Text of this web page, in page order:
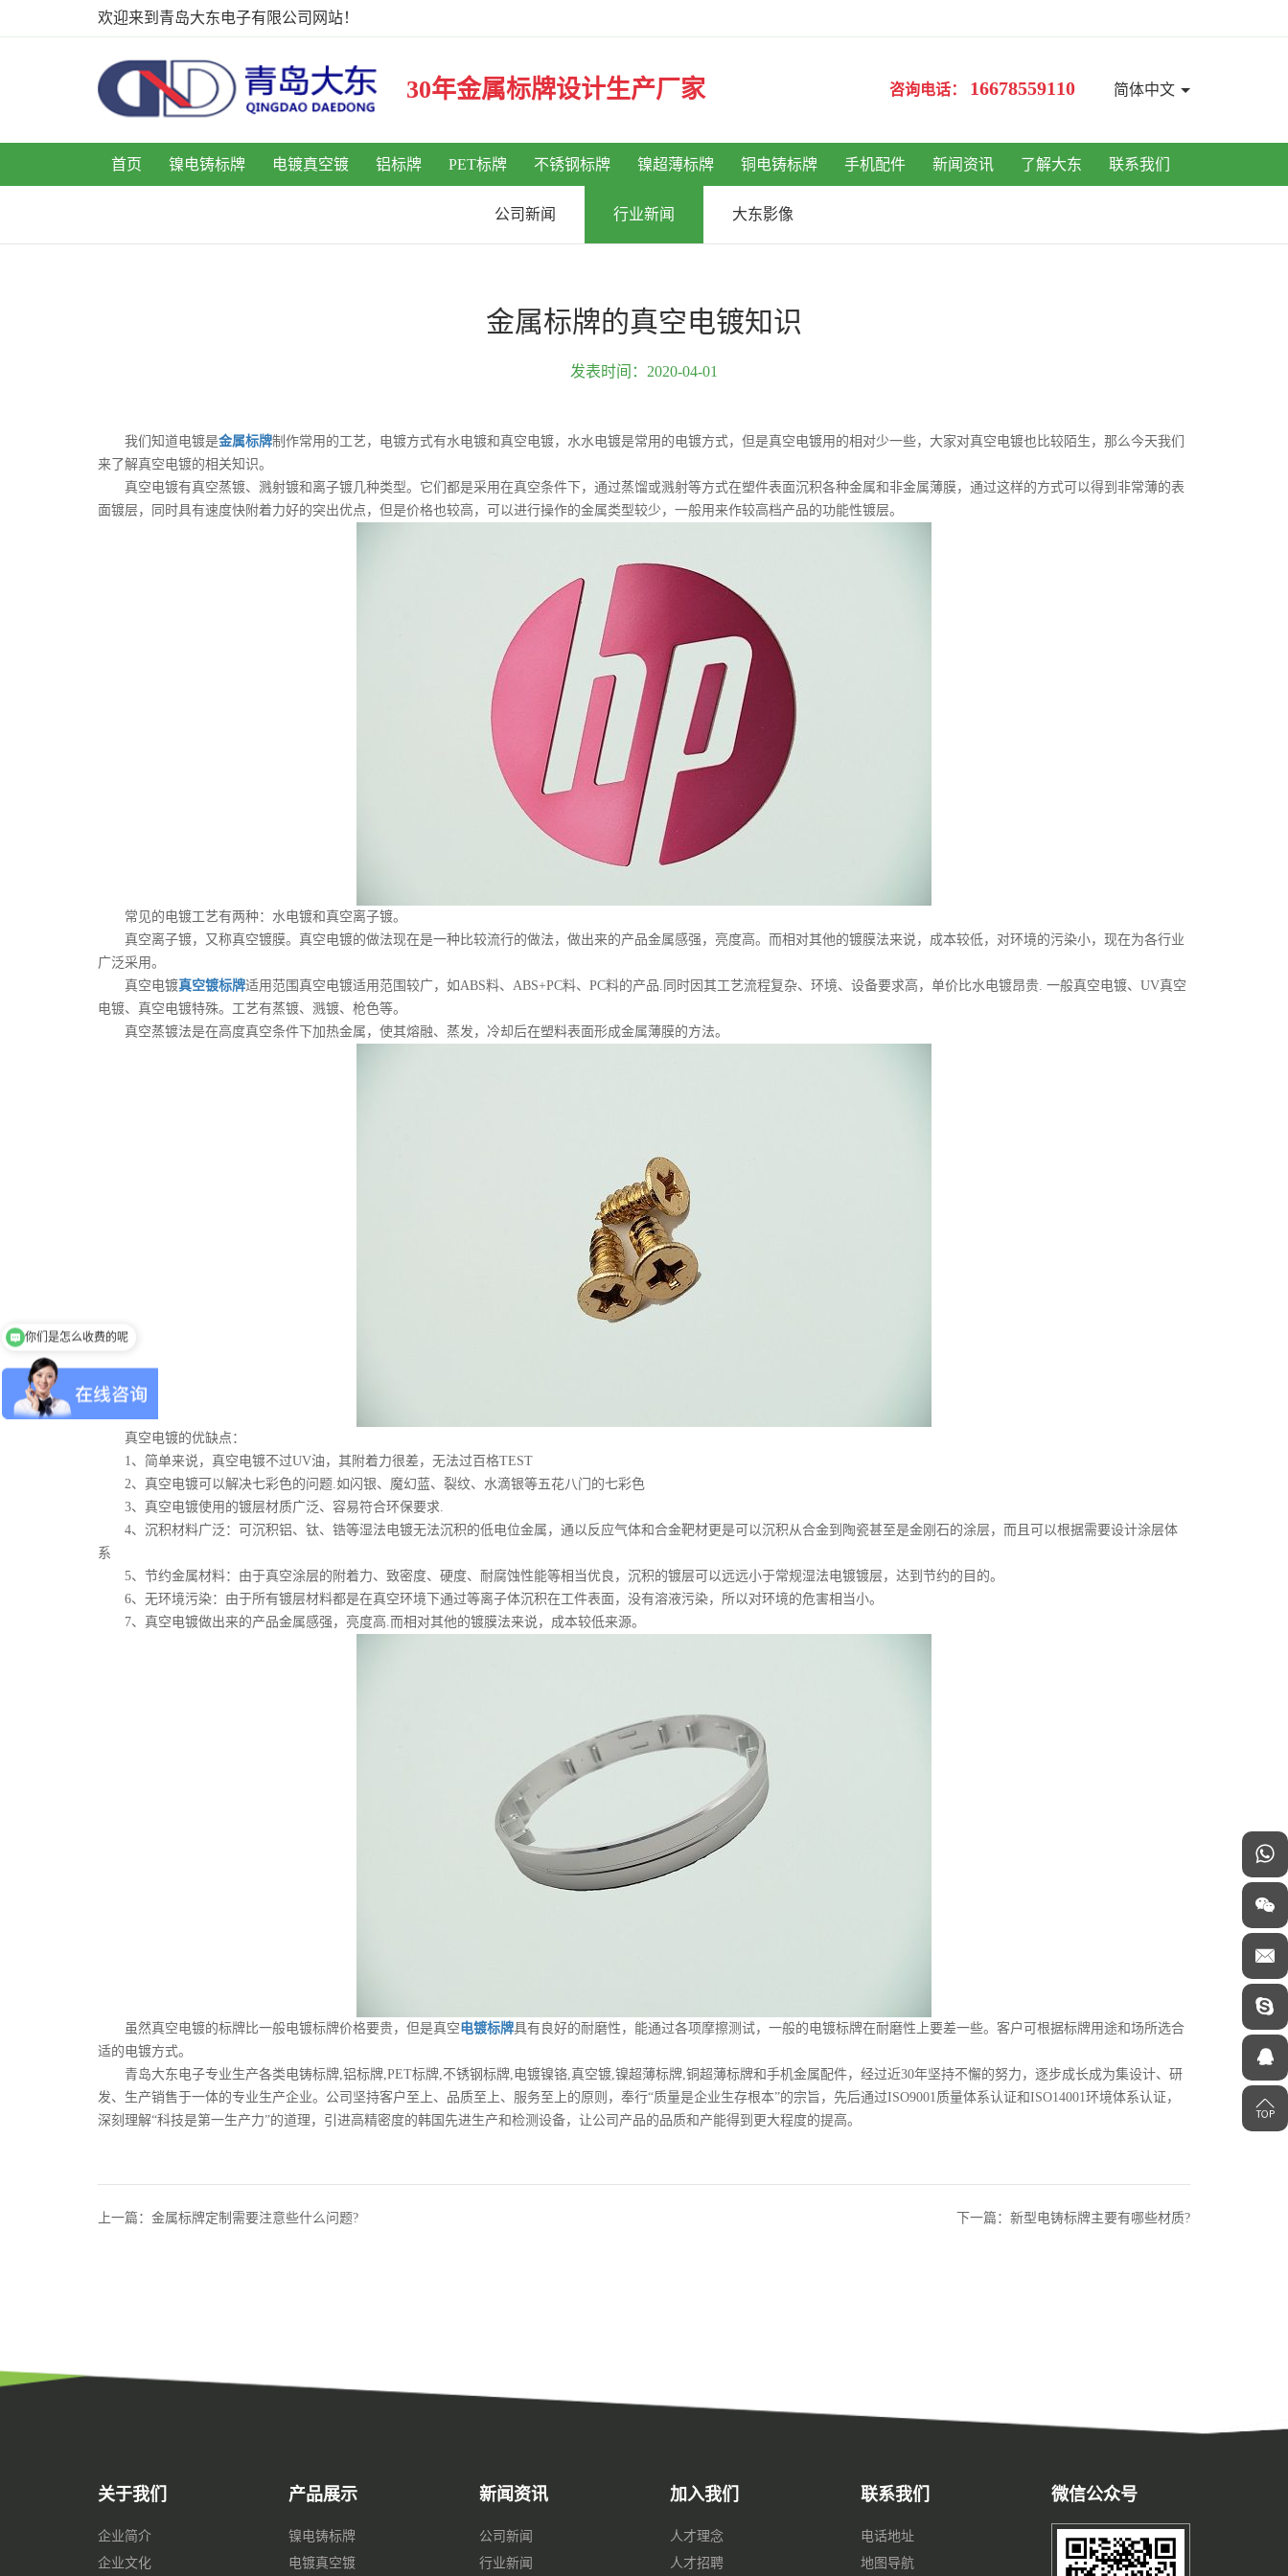
欢迎来到青岛大东电子有限公司网站！
简体中文
咨询电话： 16678559110
30年金属标牌设计生产厂家
首页 镍电铸标牌 电镀真空镀 铝标牌 PET标牌 不锈钢标牌 镍超薄标牌 铜电铸标牌 手机配件 新闻资讯 了解大东 联系我们
公司新闻 行业新闻 大东影像
金属标牌的真空电镀知识
发表时间：2020-04-01
我们知道电镀是金属标牌制作常用的工艺，电镀方式有水电镀和真空电镀，水水电镀是常用的电镀方式，但是真空电镀用的相对少一些，大家对真空电镀也比较陌生，那么今天我们
来了解真空电镀的相关知识。
真空电镀有真空蒸镀、溅射镀和离子镀几种类型。它们都是采用在真空条件下，通过蒸馏或溅射等方式在塑件表面沉积各种金属和非金属薄膜，通过这样的方式可以得到非常薄的表
面镀层，同时具有速度快附着力好的突出优点，但是价格也较高，可以进行操作的金属类型较少，一般用来作较高档产品的功能性镀层。
常见的电镀工艺有两种：水电镀和真空离子镀。
真空离子镀，又称真空镀膜。真空电镀的做法现在是一种比较流行的做法，做出来的产品金属感强，亮度高。而相对其他的镀膜法来说，成本较低，对环境的污染小，现在为各行业
广泛采用。
真空电镀真空镀标牌适用范围真空电镀适用范围较广，如ABS料、ABS+PC料、PC料的产品.同时因其工艺流程复杂、环境、设备要求高，单价比水电镀昂贵. 一般真空电镀、UV真空
电镀、真空电镀特殊。工艺有蒸镀、溅镀、枪色等。
真空蒸镀法是在高度真空条件下加热金属，使其熔融、蒸发，冷却后在塑料表面形成金属薄膜的方法。
真空电镀的优缺点：
1、简单来说，真空电镀不过UV油，其附着力很差，无法过百格TEST
2、真空电镀可以解决七彩色的问题.如闪银、魔幻蓝、裂纹、水滴银等五花八门的七彩色
3、真空电镀使用的镀层材质广泛、容易符合环保要求.
4、沉积材料广泛：可沉积铝、钛、锆等湿法电镀无法沉积的低电位金属，通以反应气体和合金靶材更是可以沉积从合金到陶瓷甚至是金刚石的涂层，而且可以根据需要设计涂层体
系
5、节约金属材料：由于真空涂层的附着力、致密度、硬度、耐腐蚀性能等相当优良，沉积的镀层可以远远小于常规湿法电镀镀层，达到节约的目的。
6、无环境污染：由于所有镀层材料都是在真空环境下通过等离子体沉积在工件表面，没有溶液污染，所以对环境的危害相当小。
7、真空电镀做出来的产品金属感强，亮度高.而相对其他的镀膜法来说，成本较低来源。
虽然真空电镀的标牌比一般电镀标牌价格要贵，但是真空电镀标牌具有良好的耐磨性，能通过各项摩擦测试，一般的电镀标牌在耐磨性上要差一些。客户可根据标牌用途和场所选合
适的电镀方式。
青岛大东电子专业生产各类电铸标牌,铝标牌,PET标牌,不锈钢标牌,电镀镍铬,真空镀,镍超薄标牌,铜超薄标牌和手机金属配件，经过近30年坚持不懈的努力，逐步成长成为集设计、研
发、生产销售于一体的专业生产企业。公司坚持客户至上、品质至上、服务至上的原则，奉行“质量是企业生存根本”的宗旨，先后通过ISO9001质量体系认证和ISO14001环境体系认证，
深刻理解“科技是第一生产力”的道理，引进高精密度的韩国先进生产和检测设备，让公司产品的品质和产能得到更大程度的提高。
上一篇：金属标牌定制需要注意些什么问题? 下一篇：新型电铸标牌主要有哪些材质?
关于我们
企业简介
企业文化
产品展示
镍电铸标牌
电镀真空镀
新闻资讯
公司新闻
行业新闻
加入我们
人才理念
人才招聘
联系我们
电话地址
地图导航
微信公众号
我想咨询标牌定制